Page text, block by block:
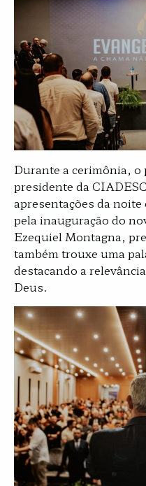
Durante a cerimônia,
presidente da
apresentações da
pela inauguração do
Ezequiel Montagna,
também trouxe uma
destacando a
Deus.